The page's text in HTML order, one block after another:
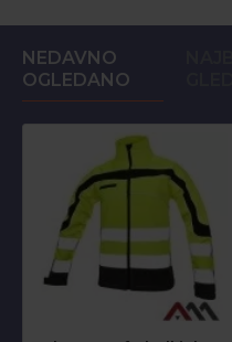
NEDAVNO
OGLEDANO